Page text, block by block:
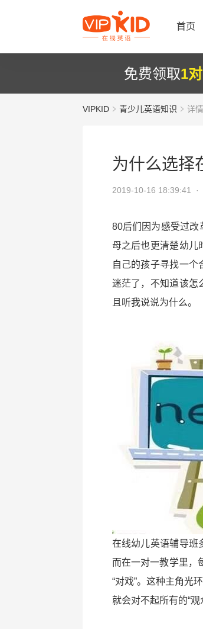
首页
免费领取1
VIPKID 青少儿英语知识 详情
为什么选择
2019-10-16 18:39:41 ·
80后们因为感受过改
母之后也更清楚幼儿
自己的孩子寻找一个
迷茫了，不知道该怎
且听我说说为什么。
在线幼儿英语辅导班
而在一对一教学里，
“对戏”。这种主角光
就会对不起所有的“观